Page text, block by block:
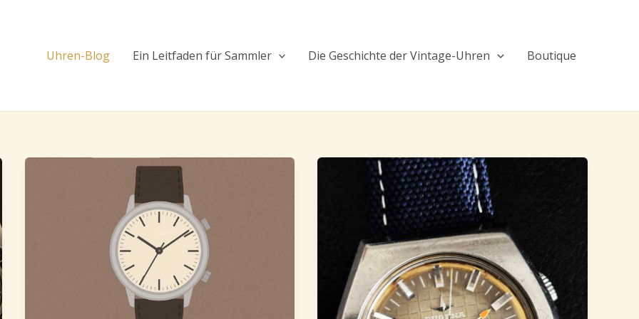
Uhren-Blog Ein Leitfaden für Sammler Die Geschichte der Vintage-Uhren Boutique